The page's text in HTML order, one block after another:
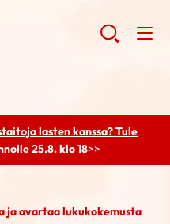
lasten kanssa? Tule
25.8. klo 18>>
ja avartaa lukukokemusta